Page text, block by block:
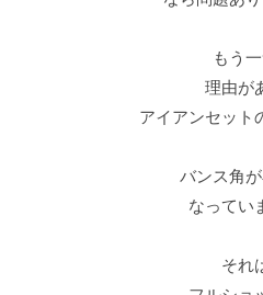
もう
理由が
アイアンセット
バンス角が
なってい
それ